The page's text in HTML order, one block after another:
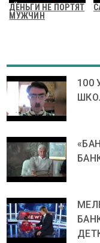
ДЕНЬГИ НЕ ПОРТЯТ
МУЖЧИН
100